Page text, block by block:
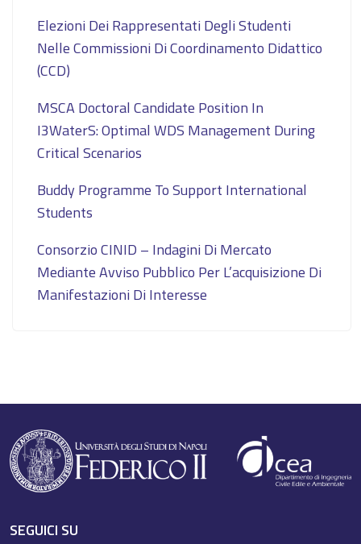
Elezioni Dei Rappresentati Degli Studenti
Nelle Commissioni Di Coordinamento Didattico
(CCD)
MSCA Doctoral Candidate Position In
I3WaterS: Optimal WDS Management During
Critical Scenarios
Buddy Programme To Support International
Students
Consorzio CINID – Indagini Di Mercato
Mediante Avviso Pubblico Per L’acquisizione Di
Manifestazioni Di Interesse
SEGUICI SU